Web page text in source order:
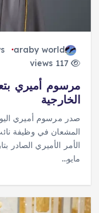
araby world
117 views
مرسوم أميري
الخارجية
صدر مرسوم أميري
المشعان في وظيفة
مايو…